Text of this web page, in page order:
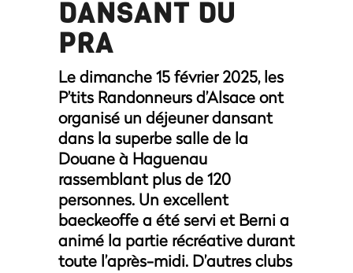
DANSANT DU
PRA
Le dimanche 15 février 2025, les
P’tits Randonneurs d’Alsace ont
organisé un déjeuner dansant
dans la superbe salle de la
Douane à Haguenau
rassemblant plus de 120
personnes. Un excellent
baeckeoffe a été servi et Berni a
animé la partie récréative durant
toute l’après-midi. D’autres clubs